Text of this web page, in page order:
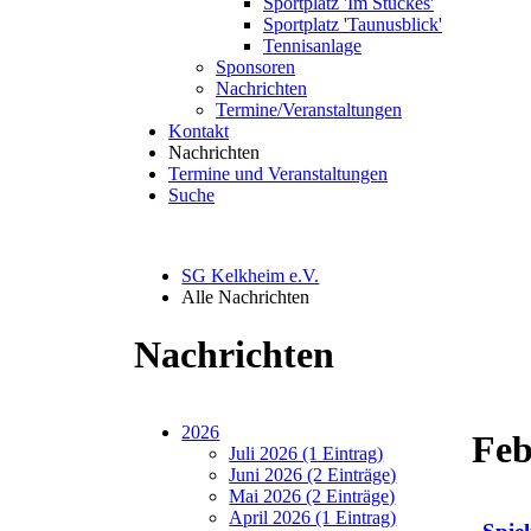
Sportplatz 'Taunusblick'
Tennisanlage
Sponsoren
Nachrichten
Termine/Veranstaltungen
Kontakt
Nachrichten
Termine und Veranstaltungen
Suche
SG Kelkheim e.V.
Alle Nachrichten
Nachrichten
2026
Juli 2026 (1 Eintrag)
Juni 2026 (2 Einträge)
Mai 2026 (2 Einträge)
April 2026 (1 Eintrag)